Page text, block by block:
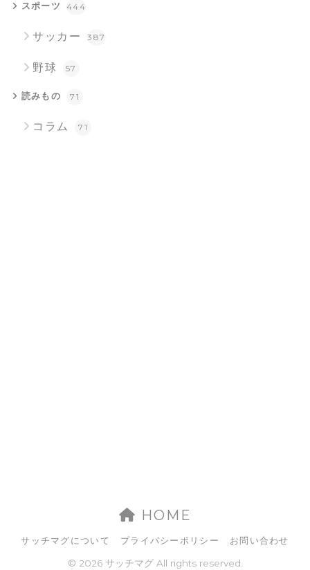
スポーツ 444
サッカー 387
野球 57
読みもの 71
コラム 71
HOME
サッチマグについて プライバシーポリシー お問い合わせ
© 2026 サッチマグ All rights reserved.